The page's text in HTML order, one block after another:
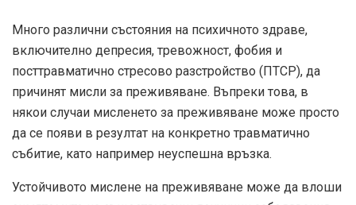
Много различни състояния на психичното здраве,
включително депресия, тревожност, фобия и
посттравматично стресово разстройство (ПТСР), да
причинят мисли за преживяване. Въпреки това, в
някои случаи мисленето за преживяване може просто
да се появи в резултат на конкретно травматично
събитие, като например неуспешна връзка.
Устойчивото мислене на преживяване може да влоши